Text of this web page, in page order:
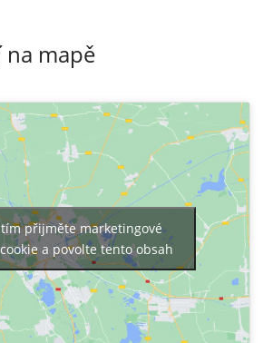
mapě
přijměte marketingové
a povolte tento obsah